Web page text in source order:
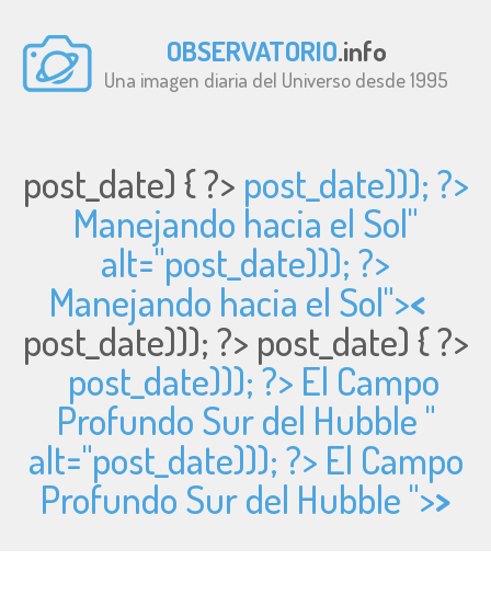
OBSERVATORIO.info
Una imagen diaria del Universo desde 1995
post_date) { ?> post_date))); ?>
Manejando hacia el Sol"
alt="post_date))); ?>
Manejando hacia el Sol"><
post_date))); ?> post_date) { ?>
post_date))); ?> El Campo
Profundo Sur del Hubble "
alt="post_date))); ?> El Campo
Profundo Sur del Hubble ">>